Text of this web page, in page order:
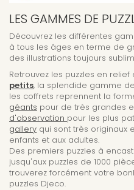
LES GAMMES DE
Découvrez les différentes
à tous les âges en terme de
des illustrations toujours
Retrouvez les puzzles en relief
petits, la splendide gamme
les coffrets reprennent la
géants pour de très grandes
d'observation pour les plus
gallery qui sont très originaux
enfants et aux adultes.
Des premiers puzzles à
jusqu'aux puzzles de 1000
trouverez forcément votre
puzzles Djeco.